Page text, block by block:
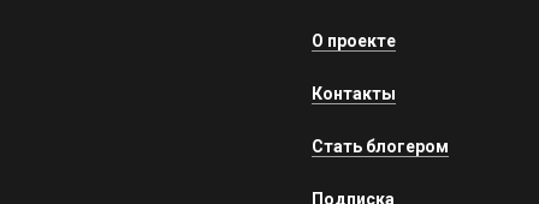
О проекте
Контакты
Стать блогером
Подписка